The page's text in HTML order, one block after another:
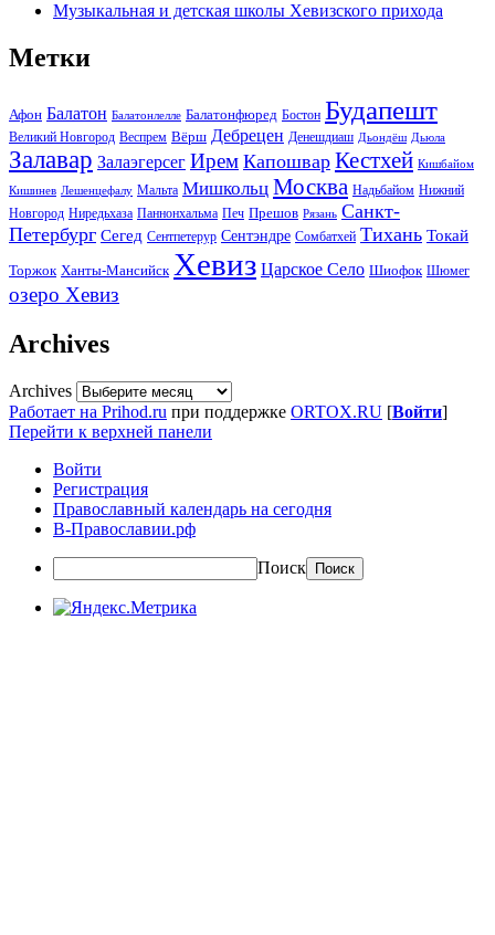
Музыкальная и детская школы Хевизского прихода
Метки
Афон Балатон Балатонлелле Балатонфюред Бостон Будапешт
Великий Новгород Веспрем Вёрш Дебрецен Денешдиаш Дьондёш Дьюла
Залавар Залаэгерсег Ирем Капошвар Кестхей Кишбайом
Кишинев Лешенцефалу Мальта Мишкольц Москва Надьбайом Нижний
Новгород Ниредьхаза Паннонхальма Печ Прешов Рязань Санкт-
Петербург Сегед Сентпетерур Сентэндре Сомбатхей Тихань Токай
Торжок Ханты-Мансийск Хевиз Царское Село Шиофок Шюмег
озеро Хевиз
Archives
Archives
Работает на Prihod.ru при поддержке ORTOX.RU [Войти]
Перейти к верхней панели
Войти
Регистрация
Православный календарь на сегодня
В-Православии.рф
Поиск